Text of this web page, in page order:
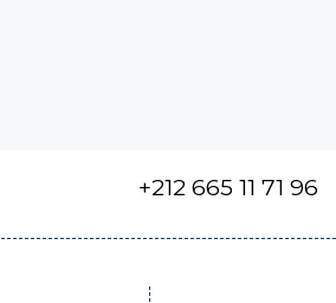
+212 665 11 71 96